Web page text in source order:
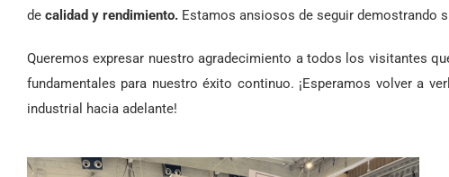
decalidad y rendimiento.Estamos ansiosos de seguir demostrando
Queremos expresar nuestro agradecimiento a todos los visitantes
fundamentales para nuestro éxito continuo. ¡Esperamos volver a
industrial hacia adelante!